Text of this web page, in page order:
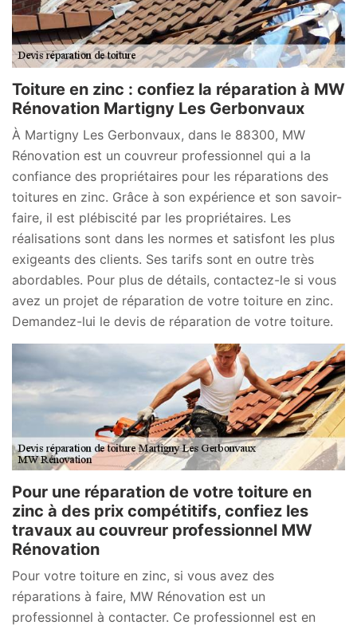
Toiture en zinc : confiez la réparation à MW
Rénovation Martigny Les Gerbonvaux
À Martigny Les Gerbonvaux, dans le 88300, MW
Rénovation est un couvreur professionnel qui a la
confiance des propriétaires pour les réparations des
toitures en zinc. Grâce à son expérience et son savoir-
faire, il est plébiscité par les propriétaires. Les
réalisations sont dans les normes et satisfont les plus
exigeants des clients. Ses tarifs sont en outre très
abordables. Pour plus de détails, contactez-le si vous
avez un projet de réparation de votre toiture en zinc.
Demandez-lui le devis de réparation de votre toiture.
Pour une réparation de votre toiture en
zinc à des prix compétitifs, confiez les
travaux au couvreur professionnel MW
Rénovation
Pour votre toiture en zinc, si vous avez des
réparations à faire, MW Rénovation est un
professionnel à contacter. Ce professionnel est en